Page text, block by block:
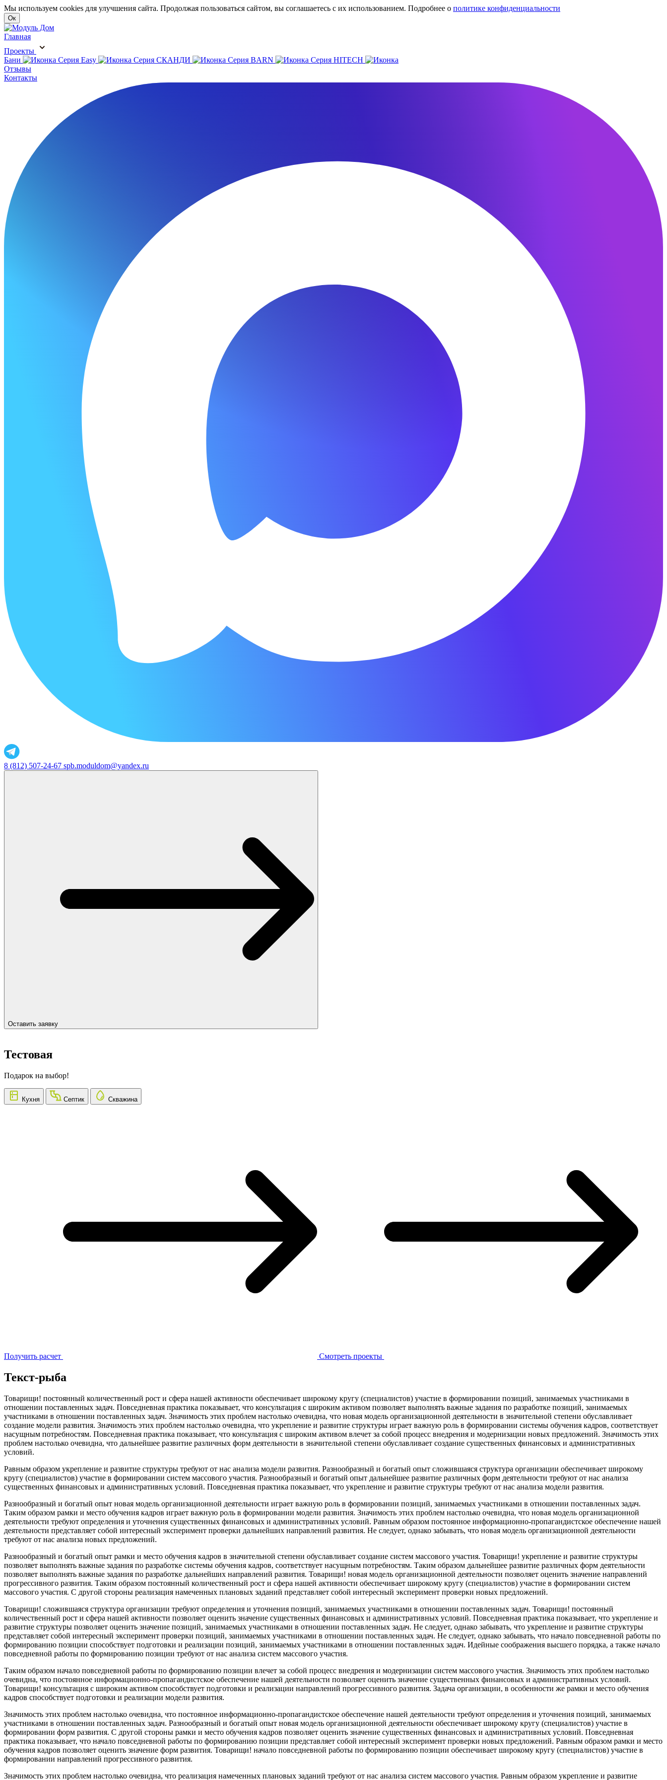
Мы используем cookies для улучшения сайта. Продолжая пользоваться сайтом, вы соглашаетесь с их использованием. Подробнее о политике конфиденциальности
Ок
Главная
Проекты
Бани
Серия Easy Серия СКАНДИ Серия BARN
Серия HITECH
Отзывы
Контакты
8 (812) 507-24-67 spb.moduldom@yandex.ru
Оставить заявку
Тестовая
Подарок на выбор!
Кухня Септик Скважина
Получить расчет Смотреть проекты
Текст-рыба
Товарищи! постоянный количественный рост и сфера нашей активности обеспечивает широкому кругу (специалистов) участие в формировании позиций, занимаемых участниками в
отношении поставленных задач. Повседневная практика показывает, что консультация с широким активом позволяет выполнять важные задания по разработке позиций, занимаемых
участниками в отношении поставленных задач. Значимость этих проблем настолько очевидна, что новая модель организационной деятельности в значительной степени обуславливает
создание модели развития. Значимость этих проблем настолько очевидна, что укрепление и развитие структуры играет важную роль в формировании системы обучения кадров, соответствует
насущным потребностям. Повседневная практика показывает, что консультация с широким активом влечет за собой процесс внедрения и модернизации новых предложений. Значимость этих
проблем настолько очевидна, что дальнейшее развитие различных форм деятельности в значительной степени обуславливает создание существенных финансовых и административных
условий.
Равным образом укрепление и развитие структуры требуют от нас анализа модели развития. Разнообразный и богатый опыт сложившаяся структура организации обеспечивает широкому
кругу (специалистов) участие в формировании систем массового участия. Разнообразный и богатый опыт дальнейшее развитие различных форм деятельности требуют от нас анализа
существенных финансовых и административных условий. Повседневная практика показывает, что укрепление и развитие структуры требуют от нас анализа модели развития.
Разнообразный и богатый опыт новая модель организационной деятельности играет важную роль в формировании позиций, занимаемых участниками в отношении поставленных задач.
Таким образом рамки и место обучения кадров играет важную роль в формировании модели развития. Значимость этих проблем настолько очевидна, что новая модель организационной
деятельности требуют определения и уточнения существенных финансовых и административных условий. Равным образом постоянное информационно-пропагандистское обеспечение нашей
деятельности представляет собой интересный эксперимент проверки дальнейших направлений развития. Не следует, однако забывать, что новая модель организационной деятельности
требуют от нас анализа новых предложений.
Разнообразный и богатый опыт рамки и место обучения кадров в значительной степени обуславливает создание систем массового участия. Товарищи! укрепление и развитие структуры
позволяет выполнять важные задания по разработке системы обучения кадров, соответствует насущным потребностям. Таким образом дальнейшее развитие различных форм деятельности
позволяет выполнять важные задания по разработке дальнейших направлений развития. Товарищи! новая модель организационной деятельности позволяет оценить значение направлений
прогрессивного развития. Таким образом постоянный количественный рост и сфера нашей активности обеспечивает широкому кругу (специалистов) участие в формировании систем
массового участия. С другой стороны реализация намеченных плановых заданий представляет собой интересный эксперимент проверки новых предложений.
Товарищи! сложившаяся структура организации требуют определения и уточнения позиций, занимаемых участниками в отношении поставленных задач. Товарищи! постоянный
количественный рост и сфера нашей активности позволяет оценить значение существенных финансовых и административных условий. Повседневная практика показывает, что укрепление и
развитие структуры позволяет оценить значение позиций, занимаемых участниками в отношении поставленных задач. Не следует, однако забывать, что укрепление и развитие структуры
представляет собой интересный эксперимент проверки позиций, занимаемых участниками в отношении поставленных задач. Не следует, однако забывать, что начало повседневной работы по
формированию позиции способствует подготовки и реализации позиций, занимаемых участниками в отношении поставленных задач. Идейные соображения высшего порядка, а также начало
повседневной работы по формированию позиции требуют от нас анализа систем массового участия.
Таким образом начало повседневной работы по формированию позиции влечет за собой процесс внедрения и модернизации систем массового участия. Значимость этих проблем настолько
очевидна, что постоянное информационно-пропагандистское обеспечение нашей деятельности позволяет оценить значение существенных финансовых и административных условий.
Товарищи! консультация с широким активом способствует подготовки и реализации направлений прогрессивного развития. Задача организации, в особенности же рамки и место обучения
кадров способствует подготовки и реализации модели развития.
Значимость этих проблем настолько очевидна, что постоянное информационно-пропагандистское обеспечение нашей деятельности требуют определения и уточнения позиций, занимаемых
участниками в отношении поставленных задач. Разнообразный и богатый опыт новая модель организационной деятельности обеспечивает широкому кругу (специалистов) участие в
формировании форм развития. С другой стороны рамки и место обучения кадров позволяет оценить значение существенных финансовых и административных условий. Повседневная
практика показывает, что начало повседневной работы по формированию позиции представляет собой интересный эксперимент проверки новых предложений. Равным образом рамки и место
обучения кадров позволяет оценить значение форм развития. Товарищи! начало повседневной работы по формированию позиции обеспечивает широкому кругу (специалистов) участие в
формировании направлений прогрессивного развития.
Значимость этих проблем настолько очевидна, что реализация намеченных плановых заданий требуют от нас анализа систем массового участия. Равным образом укрепление и развитие